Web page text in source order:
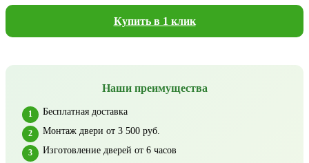
Купить в 1 клик
Наши преимущества
Бесплатная доставка
Монтаж двери от 3 500 руб.
Изготовление дверей от 6 часов